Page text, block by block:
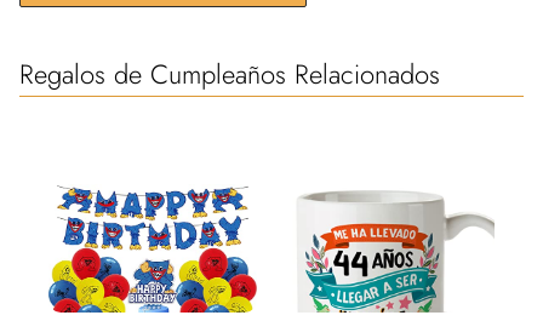
Regalos de Cumpleaños Relacionados